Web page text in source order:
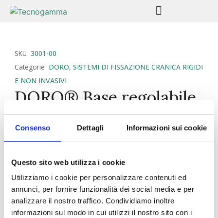
Consenso Dettagli Informazioni sui cookie
Questo sito web utilizza i cookie
Utilizziamo i cookie per personalizzare contenuti ed
annunci, per fornire funzionalità dei social media e per
analizzare il nostro traffico. Condividiamo inoltre
informazioni sul modo in cui utilizzi il nostro sito con i
SKU 3001-00
Categorie DORO, SISTEMI DI FISSAZIONE CRANICA RIGIDI
E NON INVASIVI
DORO® Base regolabile
in lega ref. 3001-00
CARATTERISTICHE PRINCIPALI
Può essere utilizzato con tutti i moderni tavoli
operatori standard
Facile da installare nei fori del tavolo operatorio
o tramite gli adattatori per guide laterali DORO®
Compatibile con l’adattatore per barra